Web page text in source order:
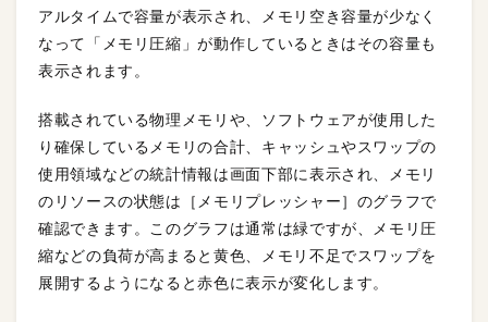
アルタイムで容量が表示され、メモリ空き容量が少なく
なって「メモリ圧縮」が動作しているときはその容量も
表示されます。
搭載されている物理メモリや、ソフトウェアが使用した
り確保しているメモリの合計、キャッシュやスワップの
使用領域などの統計情報は画面下部に表示され、メモリ
のリソースの状態は［メモリプレッシャー］のグラフで
確認できます。このグラフは通常は緑ですが、メモリ圧
縮などの負荷が高まると黄色、メモリ不足でスワップを
展開するようになると赤色に表示が変化します。